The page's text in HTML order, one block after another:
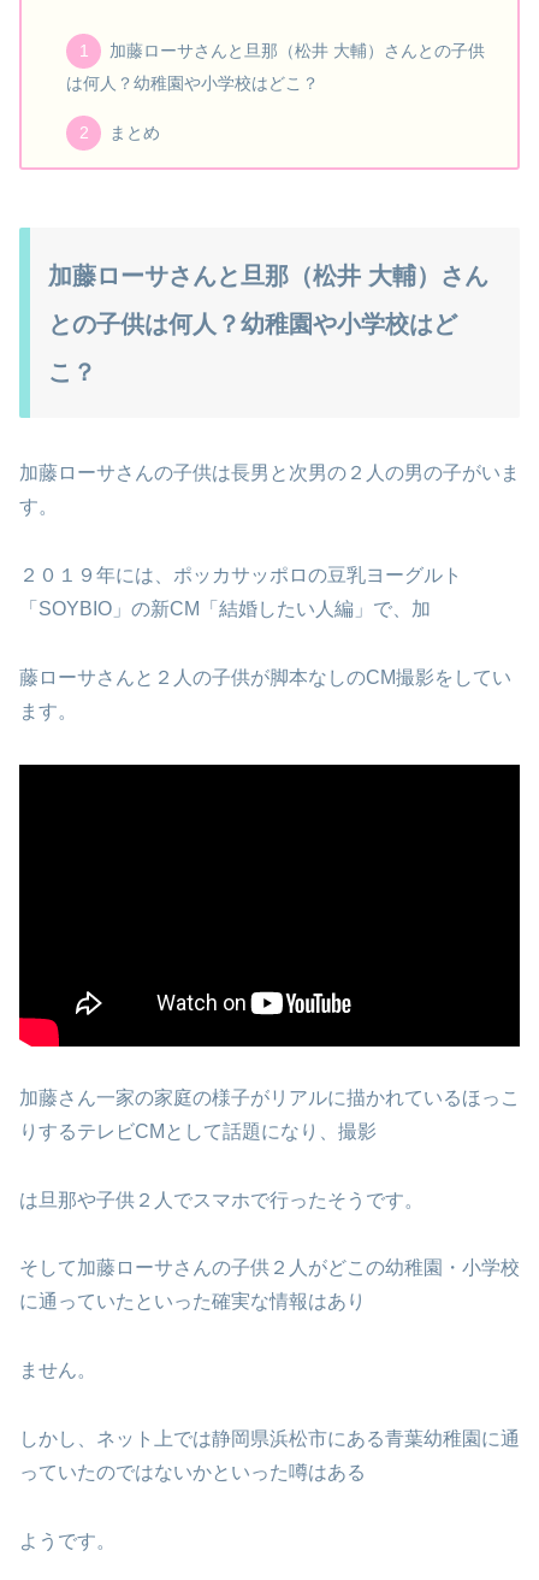
加藤ローサさんと旦那（松井 大輔）さんとの子供
は何人？幼稚園や小学校はどこ？
まとめ
加藤ローサさんと旦那（松井 大輔）さん
との子供は何人？幼稚園や小学校はど
こ？
加藤ローサさんの子供は長男と次男の２人の男の子がいま
す。
２０１９年には、ポッカサッポロの豆乳ヨーグルト
「SOYBIO」の新CM「結婚したい人編」で、加
藤ローサさんと２人の子供が脚本なしのCM撮影をしてい
ます。
加藤さん一家の家庭の様子がリアルに描かれているほっこ
りするテレビCMとして話題になり、撮影
は旦那や子供２人でスマホで行ったそうです。
そして加藤ローサさんの子供２人がどこの幼稚園・小学校
に通っていたといった確実な情報はあり
ません。
しかし、ネット上では静岡県浜松市にある青葉幼稚園に通
っていたのではないかといった噂はある
ようです。